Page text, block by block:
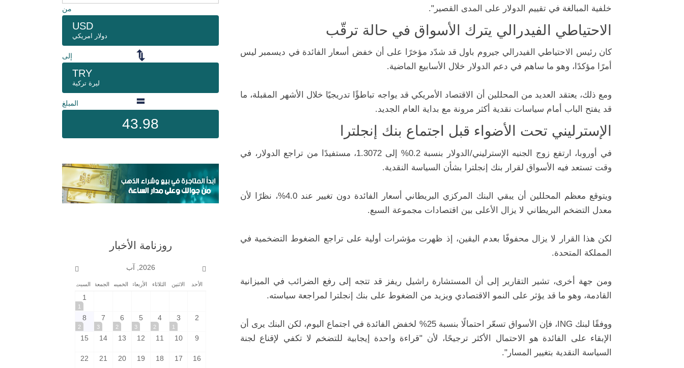
خلفية المبالغة في تقييم الدولار على المدى القصير".
الاحتياطي الفيدرالي يترك الأسواق في حالة ترقّب
كان رئيس الاحتياطي الفيدرالي جيروم باول قد شدّد مؤخرًا على أن خفض أسعار الفائدة في ديسمبر ليس
أمرًا مؤكدًا، وهو ما ساهم في دعم الدولار خلال الأسابيع الماضية.
ومع ذلك، يعتقد العديد من المحللين أن الاقتصاد الأمريكي قد يواجه تباطؤًا تدريجيًا خلال الأشهر المقبلة، ما
قد يفتح الباب أمام سياسات نقدية أكثر مرونة مع بداية العام الجديد.
الإسترليني تحت الأضواء قبل اجتماع بنك إنجلترا
في أوروبا، ارتفع زوج الجنيه الإسترليني/الدولار بنسبة 0.2% إلى 1.3072، مستفيدًا من تراجع الدولار، في
وقت تستعد فيه الأسواق لقرار بنك إنجلترا بشأن السياسة النقدية.
ويتوقع معظم المحللين أن يبقي البنك المركزي البريطاني أسعار الفائدة دون تغيير عند 4.0%، نظرًا لأن
معدل التضخم البريطاني لا يزال الأعلى بين اقتصادات مجموعة السبع.
لكن هذا القرار لا يزال محفوفًا بعدم اليقين، إذ ظهرت مؤشرات أولية على تراجع الضغوط التضخمية في
المملكة المتحدة.
ومن جهة أخرى، تشير التقارير إلى أن المستشارة راشيل ريفز قد تتجه إلى رفع الضرائب في الميزانية
القادمة، وهو ما قد يؤثر على النمو الاقتصادي ويزيد من الضغوط على بنك إنجلترا لمراجعة سياسته.
ووفقًا لبنك ING، فإن الأسواق تسعّر احتمالًا بنسبة 25% لخفض الفائدة في اجتماع اليوم، لكن البنك يرى أن
الإبقاء على الفائدة هو الاحتمال الأكثر ترجيحًا، لأن "قراءة واحدة إيجابية للتضخم لا تكفي لإقناع لجنة
السياسة النقدية بتغيير المسار".
من
USD
دولار امريكي
إلى
TRY
ليرة تركية
المبلغ
43.98
روزنامة الأخبار
2026, آب
الأحد الاثنين الثلاثاء الأربعاء الخميس الجمعة السبت
1
1
2
3
1
4
2
5
3
6
2
7
3
8
2
9
10
11
12
13
14
15
16
17
18
19
20
21
22